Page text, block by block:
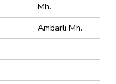
Mh.
Ambarlı Mh.